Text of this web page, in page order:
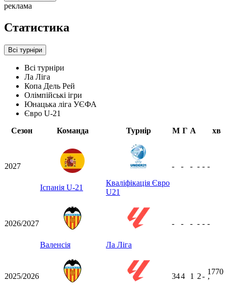
реклама
Статистика
Всі турніри
Всі турніри
Ла Ліга
Копа Дель Рей
Олімпійські ігри
Юнацька ліга УЄФА
Євро U-21
Сезон
Команда Турнір М Г А хв
2027
Іспанія U-21
Кваліфікація Євро
U21
- - - - - -
2026/2027
Валенсія Ла Ліга
- - - - - -
2025/2026 344 1 2-
1770
ʼ